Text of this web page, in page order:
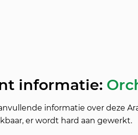
informatie:
informatie over deze
er wordt hard aan gewerkt.